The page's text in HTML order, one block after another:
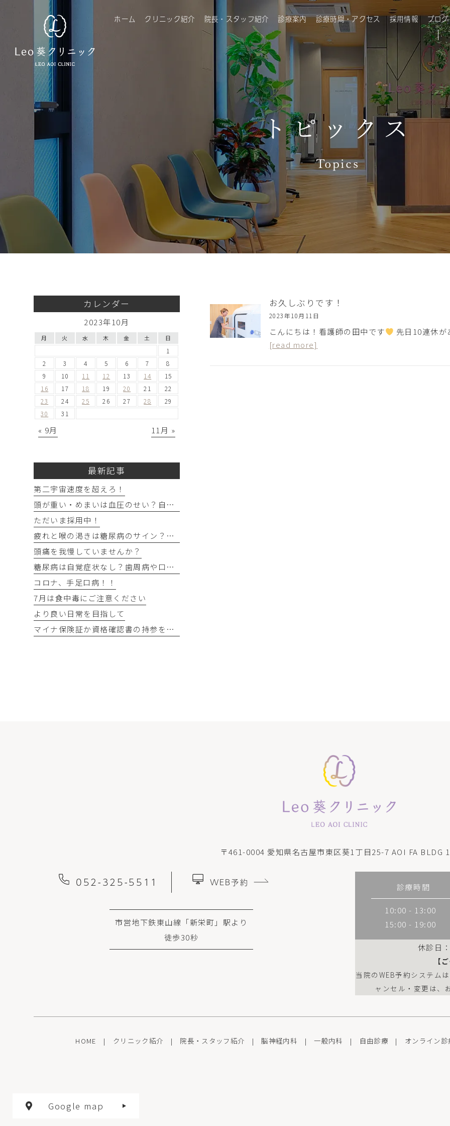
ホーム クリニック紹介 院長・スタッフ紹介 診療案内 診療時間・アクセス 採用情報 ブログ
トピックス
Topics
お久しぶりです！
2023年10月11日
こんにちは！看護師の田中です 先日10連休が
[read more]
カレンダー
2023年10月
月 火 水 木 金 土 日
1
2
3 4 5 6 7
8
9
10 11 12 13 14
15
16
17 18 19 20 21
22
23
24 25 26 27 28
29
30
31
« 9月 11月 »
最新記事
第二宇宙速度を超えろ！
頭が重い・めまいは血圧のせい？自宅でできる確認法と受診目安
ただいま採用中！
疲れと喉の渇きは糖尿病のサイン？忙しい40代の受診目安
頭痛を我慢していませんか？
糖尿病は自覚症状なし？歯周病や口の渇きなど初期サイン5つと数値
コロナ、手足口病！！
7月は食中毒にご注意ください
より良い日常を目指して
マイナ保険証か資格確認書の持参をお願いします
〒461-0004 愛知県名古屋市東区葵1丁目25-7 AOI FA BLDG
052-325-5511 WEB予約
市営地下鉄東山線「新栄町」駅より
徒歩30秒
診療時間
10:00 - 13:00
15:00 - 19:00
休診日
【
当院のWEB予約システム
ャンセル・変更は、
HOME | クリニック紹介 | 院長・スタッフ紹介 |脳神経内科 |一般内科 | 自由診療 | オンライン診
Google map